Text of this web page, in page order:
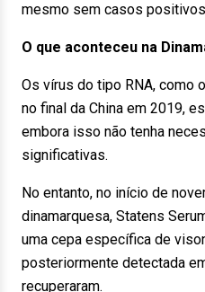
mesmo sem casos
O que aconteceu na
Os vírus do tipo RNA, como
no final da China em 2019,
embora isso não tenha
significativas.
No entanto, no início de
dinamarquesa, Statens
uma cepa específica de
posteriormente detectada
recuperaram.